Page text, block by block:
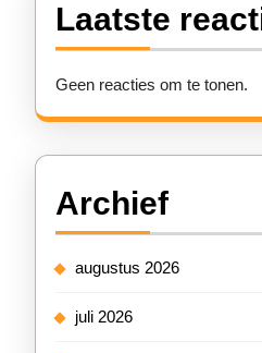
Laatste
Geen reacties om te tonen.
Archief
augustus 2026
juli 2026